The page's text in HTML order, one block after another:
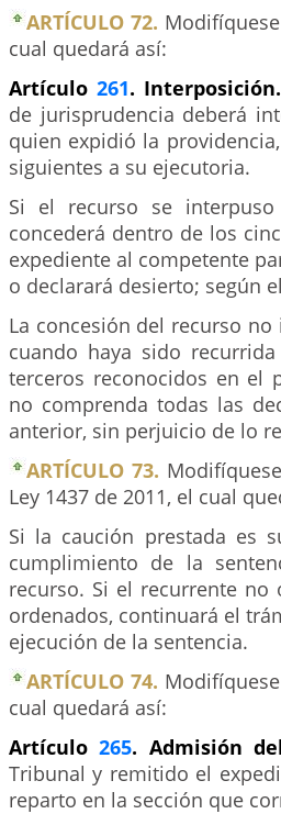
ARTÍCULO 72.
cual quedará así:
Artículo 261. Interposición.
de jurisprudencia deberá
quien expidió la
siguientes a su ejecutoria.
Si el recurso se
concederá dentro de los
expediente al competente
o declarará desierto; según
La concesión del recurso
cuando haya sido
terceros reconocidos en el
no comprenda todas las
anterior, sin perjuicio de lo
ARTÍCULO 73.
Ley 1437 de 2011, el cual
Si la caución prestada es
cumplimiento de la
recurso. Si el recurrente
ordenados, continuará el
ejecución de la sentencia.
ARTÍCULO 74.
cual quedará así:
Artículo265. Admisión
Tribunal y remitido el
reparto en la sección que